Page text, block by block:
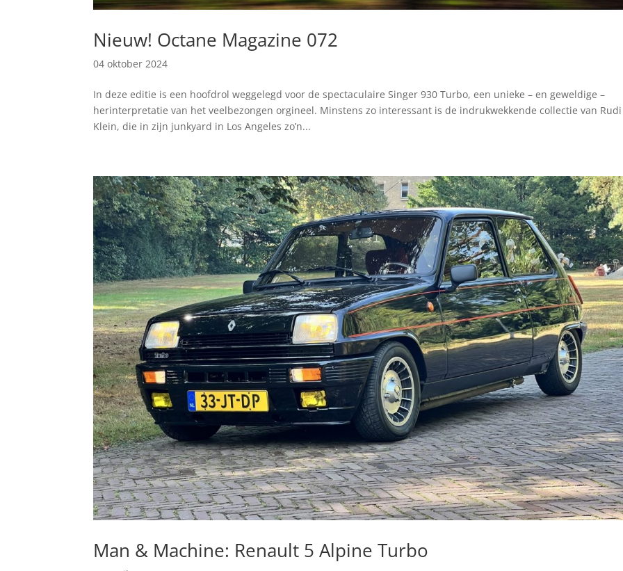
Nieuw! Octane Magazine 072
04 oktober 2024
In deze editie is een hoofdrol weggelegd voor de spectaculaire Singer 930 Turbo, een unieke – en geweldige –
herinterpretatie van het veelbezongen orgineel. Minstens zo interessant is de indrukwekkende collectie van Rudi
Klein, die in zijn junkyard in Los Angeles zo’n...
Man & Machine: Renault 5 Alpine Turbo